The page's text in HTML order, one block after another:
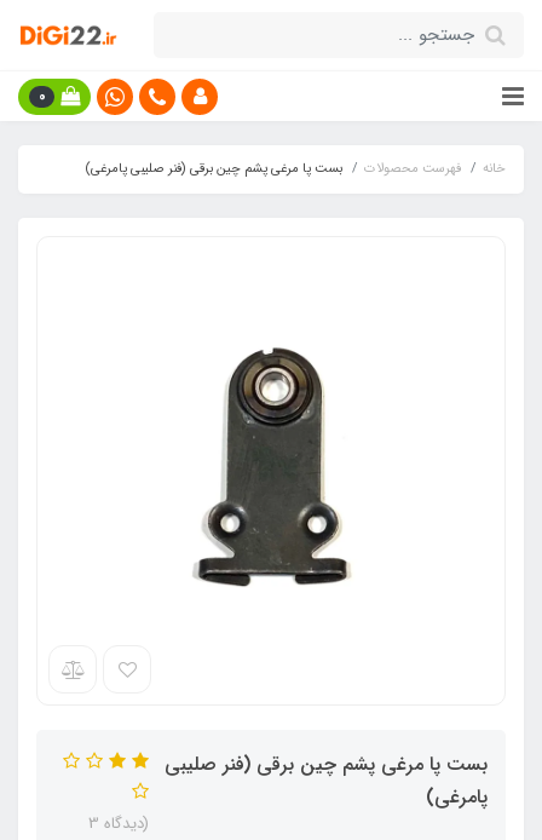
0
خانه فهرست محصولات بست پا مرغی پشم چین برقی (فنر صلیبی پامرغی)
بست پا مرغی پشم چین برقی (فنر صلیبی
پامرغی)
(دیدگاه 3